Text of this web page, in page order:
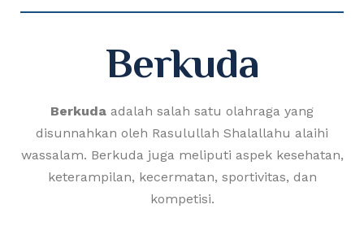
Berkuda
Berkuda adalah salah satu olahraga yang
disunnahkan oleh Rasulullah Shalallahu alaihi
wassalam. Berkuda juga meliputi aspek kesehatan,
keterampilan, kecermatan, sportivitas, dan
kompetisi.